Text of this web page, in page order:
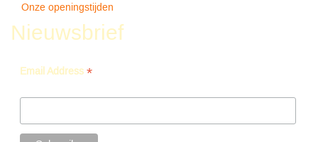
Onze openingstijden
Nieuwsbrief
Email Address *